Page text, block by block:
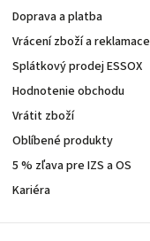
Doprava a platba
Vrácení zboží a reklamace
Splátkový prodej ESSOX
Hodnotenie obchodu
Vrátit zboží
Oblíbené produkty
5 % zľava pre IZS a OS
Kariéra